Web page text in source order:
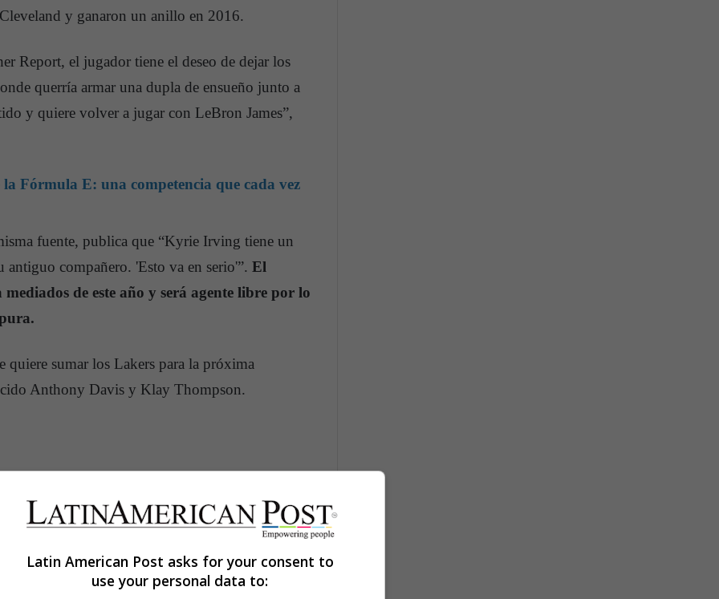
y ganaron un anillo en 2016.
Report, el jugador tiene el deseo de dejar los
querría armar una dupla de ensueño junto a
y quiere volver a jugar con LeBron James”,
Fórmula E: una competencia que cada vez
fuente, publica que “Kyrie Irving tiene un
antiguo compañero. 'Esto va en serio'”. El
de este año y será agente libre por lo
quiere sumar los Lakers para la próxima
Anthony Davis y Klay Thompson.
representante del actual jugador de los New
deseo del pívot de marcharse al finalizar la
y eso lo aprovecharían los Lakers,pero en la
en mente un jugoso negocio para lograr el
Latin American Post asks for your consent to
use your personal data to: